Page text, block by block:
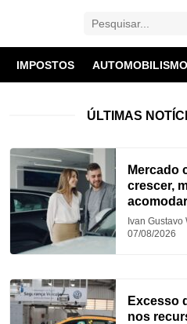
IMPOSTOS AUTOMOBILISMO
ÚLTIMAS
Mercado
crescer,
acomodar
Ivan Gustavo
07/08/2026
Excesso
nos